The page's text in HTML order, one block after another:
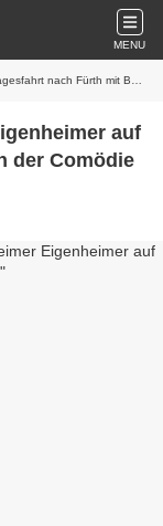
MENU
Fürth mit Besuch der Comödie
auf
der Comödie